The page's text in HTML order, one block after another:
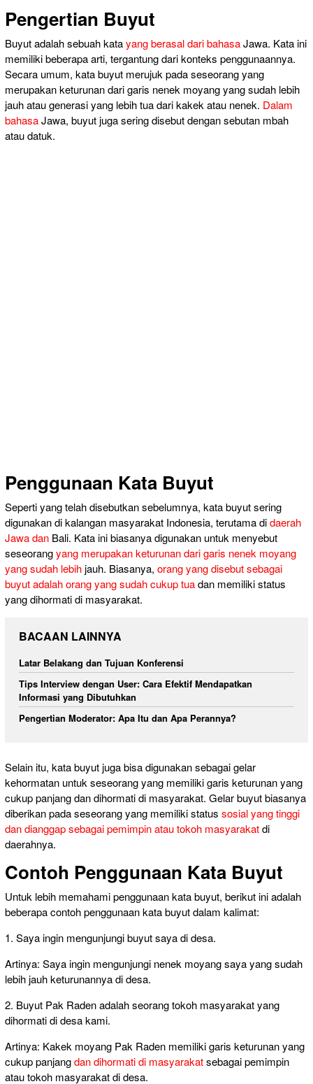
Pengertian Buyut
Buyut adalah sebuah katayang berasal dari bahasaJawa. Kata ini
memiliki beberapa arti, tergantung dari konteks penggunaannya.
Secara umum, kata buyut merujuk pada seseorang yang
merupakan keturunan dari garis nenek moyang yang sudah lebih
jauh atau generasi yang lebih tua dari kakek atau nenek. Dalam
bahasaJawa, buyut juga sering disebut dengan sebutan mbah
atau datuk.
Penggunaan Kata Buyut
Seperti yang telah disebutkan sebelumnya, kata buyut sering
digunakan di kalangan masyarakat Indonesia, terutama didaerah
Jawa dan Bali. Kata ini biasanya digunakan untuk menyebut
seseorangyang merupakan keturunan dari garis nenek moyang
yang sudah lebihjauh. Biasanya, orang yang disebut sebagai
buyut adalah orang yang sudah cukup tuadan memiliki status
yang dihormati di masyarakat.
BACAAN LAINNYA
Latar Belakang dan Tujuan Konferensi
Tips Interview dengan User: Cara Efektif Mendapatkan
Informasi yang Dibutuhkan
Pengertian Moderator: Apa Itu dan Apa Perannya?
Selain itu, kata buyut juga bisa digunakan sebagai gelar
kehormatan untuk seseorang yang memiliki garis keturunan yang
cukup panjang dan dihormati di masyarakat. Gelar buyut biasanya
diberikan pada seseorang yang memiliki status sosial yang tinggi
dan dianggap sebagai pemimpin atau tokoh masyarakatdi
daerahnya.
Contoh Penggunaan Kata Buyut
Untuk lebih memahami penggunaan kata buyut, berikut ini adalah
beberapa contoh penggunaan kata buyut dalam kalimat:
1. Saya ingin mengunjungi buyut saya di desa.
Artinya: Saya ingin mengunjungi nenek moyang saya yang sudah
lebih jauh keturunannya di desa.
2. Buyut Pak Raden adalah seorang tokoh masyarakat yang
dihormati di desa kami.
Artinya: Kakek moyang Pak Raden memiliki garis keturunan yang
cukup panjangdan dihormati di masyarakatsebagai pemimpin
atau tokoh masyarakat di desa.